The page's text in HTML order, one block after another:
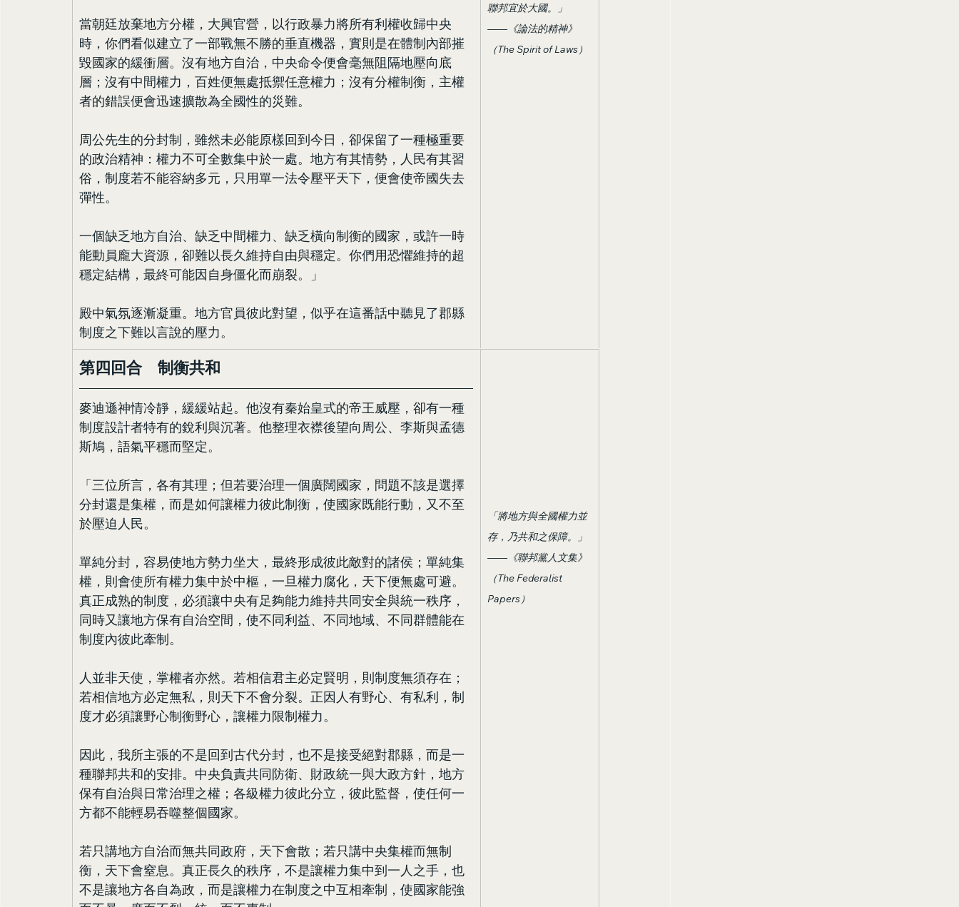
當朝廷放棄地方分權，大興官營，以行政暴力將所有利權收歸中央
時，你們看似建立了一部戰無不勝的垂直機器，實則是在體制內部摧
毀國家的緩衝層。沒有地方自治，中央命令便會毫無阻隔地壓向底
層；沒有中間權力，百姓便無處抵禦任意權力；沒有分權制衡，主權
者的錯誤便會迅速擴散為全國性的災難。
周公先生的分封制，雖然未必能原樣回到今日，卻保留了一種極重要
的政治精神：權力不可全數集中於一處。地方有其情勢，人民有其習
俗，制度若不能容納多元，只用單一法令壓平天下，便會使帝國失去
彈性。
一個缺乏地方自治、缺乏中間權力、缺乏橫向制衡的國家，或許一時
能動員龐大資源，卻難以長久維持自由與穩定。你們用恐懼維持的超
穩定結構，最終可能因自身僵化而崩裂。」
殿中氣氛逐漸凝重。地方官員彼此對望，似乎在這番話中聽見了郡縣
制度之下難以言說的壓力。
聯邦宜於大國。」
——《論法的精神》
（The Spirit of Laws）
第四回合　制衡共和
麥迪遜神情冷靜，緩緩站起。他沒有秦始皇式的帝王威壓，卻有一種
制度設計者特有的銳利與沉著。他整理衣襟後望向周公、李斯與孟德
斯鳩，語氣平穩而堅定。
「三位所言，各有其理；但若要治理一個廣闊國家，問題不該是選擇
分封還是集權，而是如何讓權力彼此制衡，使國家既能行動，又不至
於壓迫人民。
單純分封，容易使地方勢力坐大，最終形成彼此敵對的諸侯；單純集
權，則會使所有權力集中於中樞，一旦權力腐化，天下便無處可避。
真正成熟的制度，必須讓中央有足夠能力維持共同安全與統一秩序，
同時又讓地方保有自治空間，使不同利益、不同地域、不同群體能在
制度內彼此牽制。
人並非天使，掌權者亦然。若相信君主必定賢明，則制度無須存在；
若相信地方必定無私，則天下不會分裂。正因人有野心、有私利，制
度才必須讓野心制衡野心，讓權力限制權力。
因此，我所主張的不是回到古代分封，也不是接受絕對郡縣，而是一
種聯邦共和的安排。中央負責共同防衛、財政統一與大政方針，地方
保有自治與日常治理之權；各級權力彼此分立，彼此監督，使任何一
方都不能輕易吞噬整個國家。
若只講地方自治而無共同政府，天下會散；若只講中央集權而無制
衡，天下會窒息。真正長久的秩序，不是讓權力集中到一人之手，也
不是讓地方各自為政，而是讓權力在制度之中互相牽制，使國家能強
「將地方與全國權力並
存，乃共和之保障。」
——《聯邦黨人文集》
（The Federalist
Papers）